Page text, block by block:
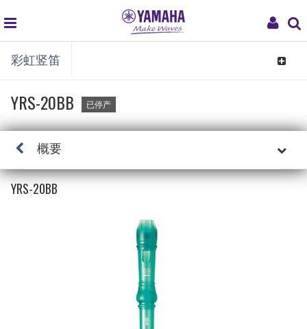
My
global
navigation
彩虹竖笛
Toggle
YRS-20BB 已停产
概要
YRS-20BB